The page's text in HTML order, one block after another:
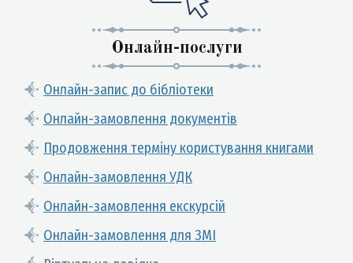
Онлайн-послуги
Онлайн-запис до бібліотеки
Онлайн-замовлення документів
Продовження терміну користування книгами
Онлайн-замовлення УДК
Онлайн-замовлення екскурсій
Онлайн-замовлення для ЗМІ